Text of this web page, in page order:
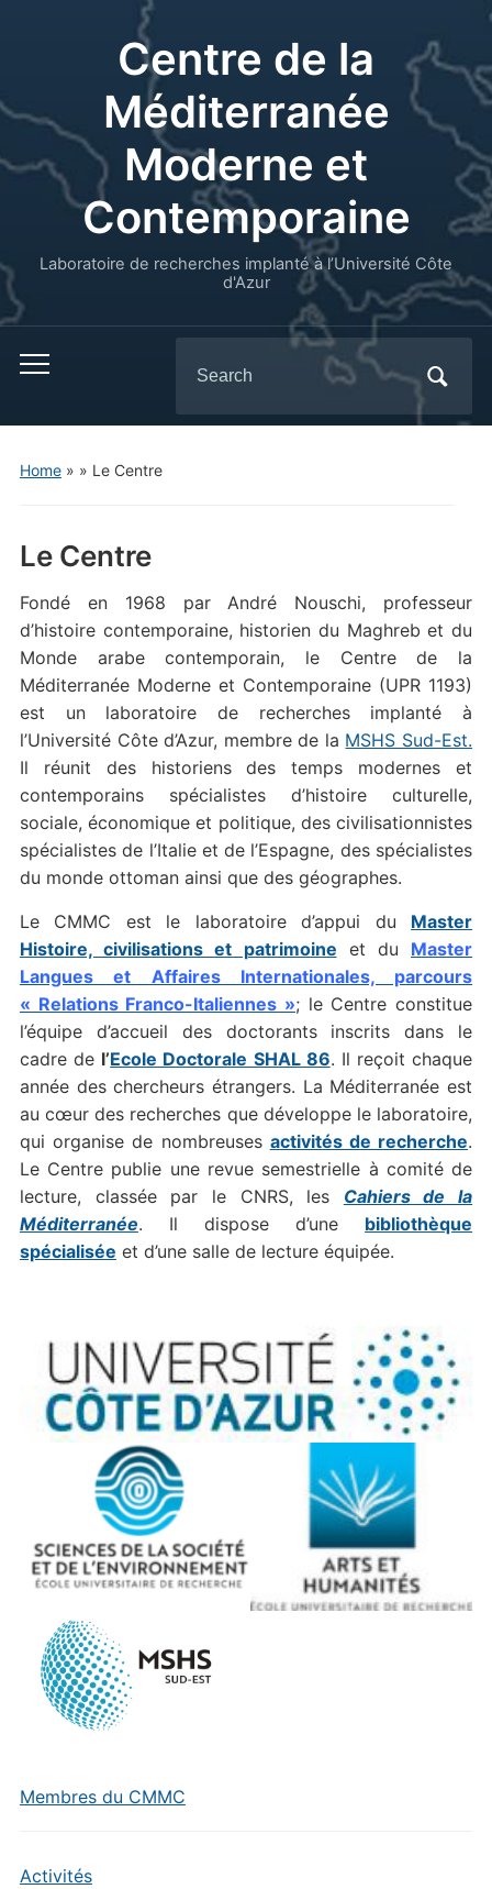
Centre de la
Méditerranée
Moderne et
Contemporaine
Laboratoire de recherches implanté à l’Université Côte
d'Azur
for:
Home» » Le Centre
Membres du CMMC
Activités
Le Centre
Fondé en 1968 par André Nouschi, professeur
d’histoire contemporaine, historien du Maghreb et du
Monde arabe contemporain, le Centre de la
Méditerranée Moderne et Contemporaine (UPR 1193)
est un laboratoire de recherches implanté à
l’Université Côte d’Azur, membre de la MSHS Sud-Est.
Il réunit des historiens des temps modernes et
contemporains spécialistes d’histoire culturelle,
sociale, économique et politique, des civilisationnistes
spécialistes de l’Italie et de l’Espagne, des spécialistes
du monde ottoman ainsi que des géographes.
Le CMMC est le laboratoire d’appui du Master
Histoire, civilisations et patrimoine et du Master
Langues et Affaires Internationales, parcours
« Relations Franco-Italiennes »; le Centre constitue
l’équipe d’accueil des doctorants inscrits dans le
cadre de l’Ecole Doctorale SHAL 86. Il reçoit chaque
année des chercheurs étrangers. La Méditerranée est
au cœur des recherches que développe le laboratoire,
qui organise de nombreuses activités de recherche.
Le Centre publie une revue semestrielle à comité de
lecture, classée par le CNRS, les Cahiers de la
Méditerranée. Il dispose d’une bibliothèque
spécialisée et d’une salle de lecture équipée.